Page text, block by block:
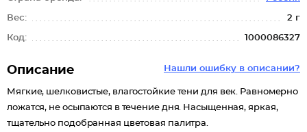
Вес: 2 г
Код: 1000086327
Нашли ошибку в описании?
Описание
Мягкие, шелковистые, влагостойкие тени для век. Равномерно
ложатся, не осыпаются в течение дня. Насыщенная, яркая,
тщательно подобранная цветовая палитра.